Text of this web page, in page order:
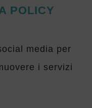
POLICY
media per
i servizi